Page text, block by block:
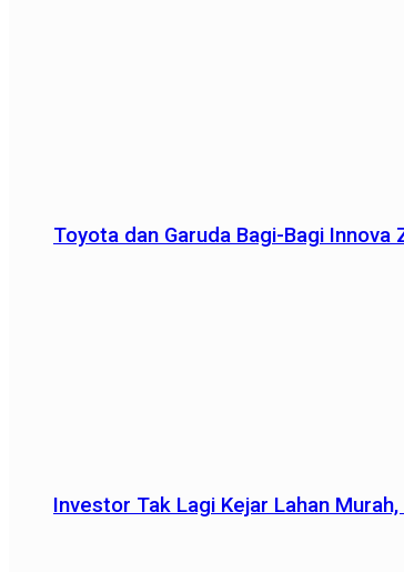
Toyota dan Garuda Bagi-Bagi
Investor Tak Lagi Kejar Lahan